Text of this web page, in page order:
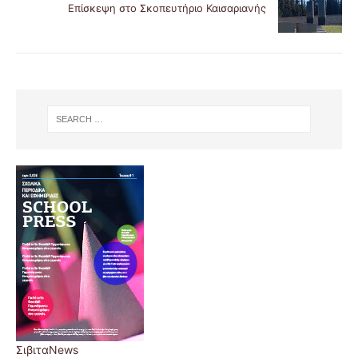
Επίσκεψη στο Σκοπευτήριο Καισαριανής
ΣιβιταNews